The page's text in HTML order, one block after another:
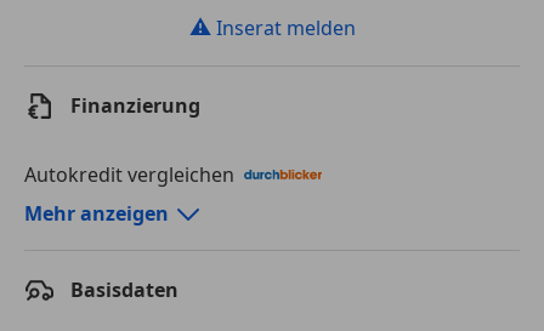
⚠ Inserat melden
Finanzierung
Autokredit vergleichen
Autokredit-Rechner von durchblicker.at
Mehr anzeigen
Basisdaten